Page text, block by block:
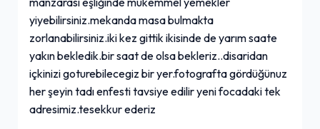
yiyebilirsiniz.mekanda masa bulmakta
zorlanabilirsiniz.iki kez gittik ikisinde de yarım saate
yakın bekledik.bir saat de olsa bekleriz..disaridan
içkinizi goturebilecegiz bir yer.fotografta gördüğünuz
her şeyin tadı enfesti tavsiye edilir yeni focadaki tek
adresimiz.tesekkur ederiz